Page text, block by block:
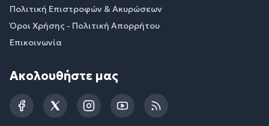
Πολιτική Επιστροφών & Ακυρώσεων
Όροι Χρήσης - Πολιτική Απορρήτου
Επικοινωνία
Ακολουθήστε μας
FacebookTwitterInstagramYouTubeRSS